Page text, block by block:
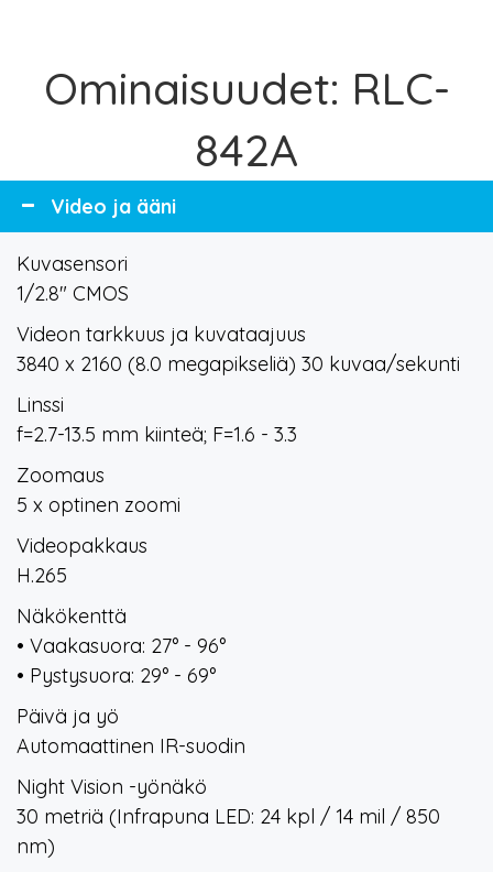
Ominaisuudet: RLC-
842A
Video ja ääni
Kuvasensori
1/2.8" CMOS
Videon tarkkuus ja kuvataajuus
3840 x 2160 (8.0 megapikseliä) 30 kuvaa/sekunti
Linssi
f=2.7-13.5 mm kiinteä; F=1.6 - 3.3
Zoomaus
5 x optinen zoomi
Videopakkaus
H.265
Näkökenttä
• Vaakasuora: 27° - 96°
• Pystysuora: 29° - 69°
Päivä ja yö
Automaattinen IR-suodin
Night Vision -yönäkö
30 metriä (Infrapuna LED: 24 kpl / 14 mil / 850
nm)